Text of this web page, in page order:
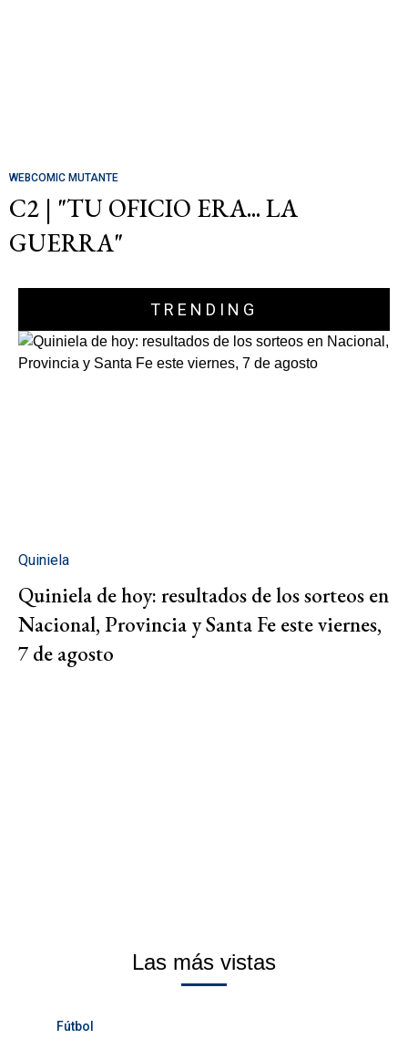
WEBCOMIC MUTANTE
C2 | "TU OFICIO ERA... LA
GUERRA"
TRENDING
Quiniela
Quiniela de hoy: resultados de los sorteos en
Nacional, Provincia y Santa Fe este viernes,
7 de agosto
Las más vistas
Fútbol